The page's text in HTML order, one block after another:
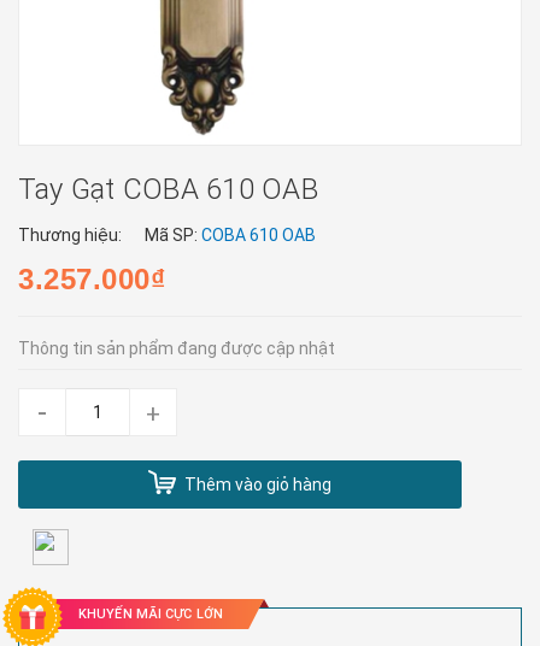
Tay Gạt COBA 610 OAB
Thương hiệu: Mã SP: COBA 610 OAB
3.257.000₫
Thông tin sản phẩm đang được cập nhật
- +
Thêm vào giỏ hàng
KHUYẾN MÃI CỰC LỚN